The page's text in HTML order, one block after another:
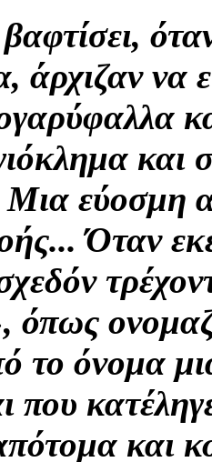
άρχιζαν να
και
εύοσμη
Όταν
όπως
το όνομα
που
και